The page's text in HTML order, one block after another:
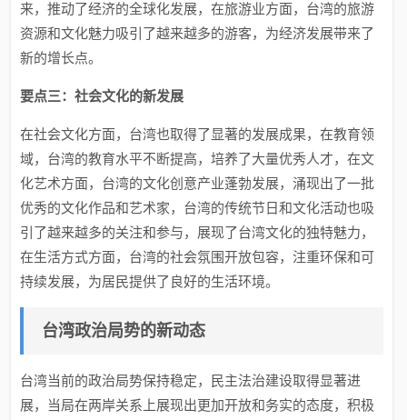
来，推动了经济的全球化发展，在旅游业方面，台湾的旅游
资源和文化魅力吸引了越来越多的游客，为经济发展带来了
新的增长点。
要点三：社会文化的新发展
在社会文化方面，台湾也取得了显著的发展成果，在教育领
域，台湾的教育水平不断提高，培养了大量优秀人才，在文
化艺术方面，台湾的文化创意产业蓬勃发展，涌现出了一批
优秀的文化作品和艺术家，台湾的传统节日和文化活动也吸
引了越来越多的关注和参与，展现了台湾文化的独特魅力，
在生活方式方面，台湾的社会氛围开放包容，注重环保和可
持续发展，为居民提供了良好的生活环境。
台湾政治局势的新动态
台湾当前的政治局势保持稳定，民主法治建设取得显著进
展，当局在两岸关系上展现出更加开放和务实的态度，积极